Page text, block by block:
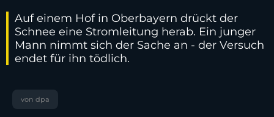
Auf einem Hof in Oberbayern drückt der
Schnee eine Stromleitung herab. Ein junger
Mann nimmt sich der Sache an - der Versuch
endet für ihn tödlich.
von dpa